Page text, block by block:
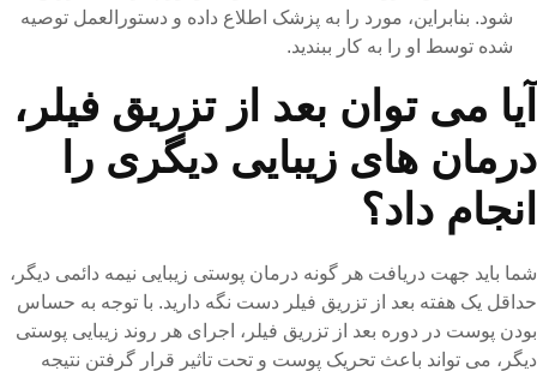
شود. بنابراین، مورد را به پزشک اطلاع داده و دستورالعمل توصیه
شده توسط او را به کار ببندید.
آیا می توان بعد از تزریق فیلر،
درمان های زیبایی دیگری را
انجام داد؟
شما باید جهت دریافت هر گونه درمان پوستی زیبایی نیمه دائمی دیگر،
حداقل یک هفته بعد از تزریق فیلر دست نگه دارید. با توجه به حساس
بودن پوست در دوره بعد از تزریق فیلر، اجرای هر روند زیبایی پوستی
دیگر، می تواند باعث تحریک پوست و تحت تاثیر قرار گرفتن نتیجه